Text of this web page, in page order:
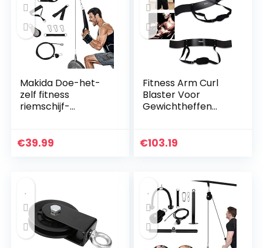
Makida Doe-het-
zelf fitness
riemschijf-
fitnessstudio, 1,8 m
€39.99
Fitness Arm Curl
Blaster Voor
Gewichtheffen
Ondersteuning
€103.19